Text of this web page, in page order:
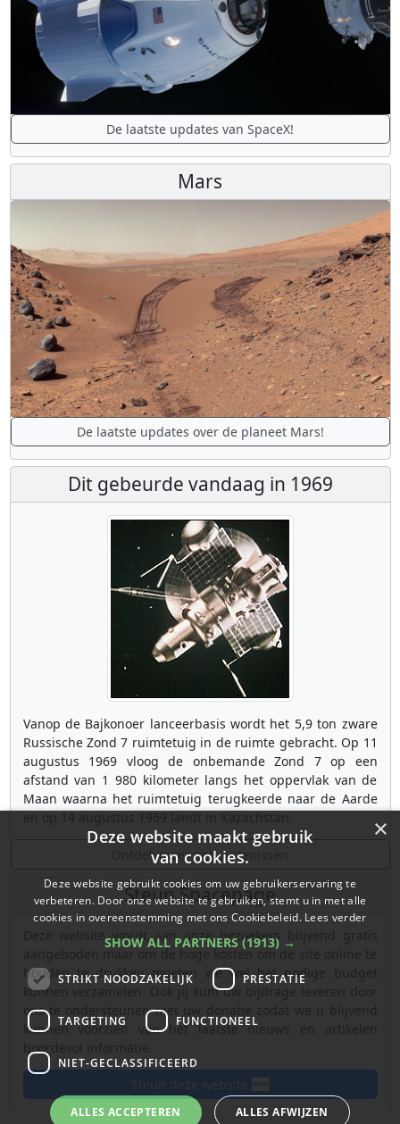
De laatste updates van SpaceX!
Mars
De laatste updates over de planeet Mars!
Dit gebeurde vandaag in 1969
Vanop de Bajkonoer lanceerbasis wordt het 5,9 ton zware
Russische Zond 7 ruimtetuig in de ruimte gebracht. Op 11
augustus 1969 vloog de onbemande Zond 7 op een
afstand van 1 980 kilometer langs het oppervlak van de
Maan waarna het ruimtetuig terugkeerde naar de Aarde
Ontdek meer gebeurtenissen
Steun Spacepage
Deze website wordt aan onze bezoekers blijvend gratis
aangeboden maar om de hoge kosten om de site online te
houden te drukken moeten we wel het nodige budget
kunnen verzamelen. Ook jij kunt uw bijdrage leveren door
ons te ondersteunen met uw donatie zodat we u blijvend
kunnen voorzien van het laatste nieuws en artikelen
boordevol informatie.
Steun deze website
×
Deze website maakt gebruik
van cookies.
Deze website gebruikt cookies om uw gebruikerservaring te
verbeteren. Door onze website te gebruiken, stemt u in met alle
cookies in overeenstemming met ons Cookiebeleid. Lees verder
SHOW ALL PARTNERS (1913) →
STRIKT NOODZAKELIJK PRESTATIE
TARGETING FUNCTIONEEL
NIET-GECLASSIFICEERD
ALLES ACCEPTEREN ALLES AFWIJZEN